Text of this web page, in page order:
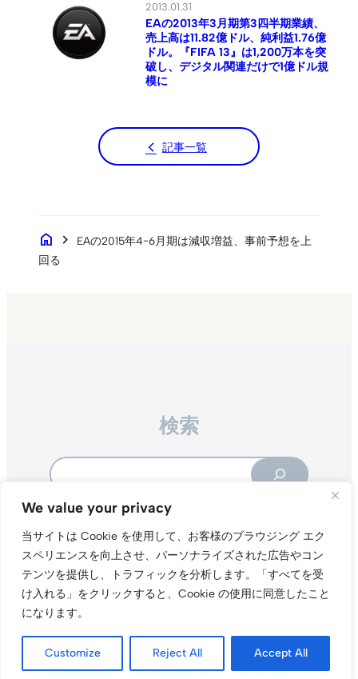
We value your privacy
当サイトは Cookie を使用して、お客様のブラウジング エク
スペリエンスを向上させ、パーソナライズされた広告やコン
テンツを提供し、トラフィックを分析します。
「すべてを受
け入れる」をクリックすると、Cookie の使用に同意したこと
になります。
Customize Reject All Accept All
2013.01.31
EAの2013年3月期第3四半期業績、
売上高は11.82億ドル、純利益1.76億
ドル。『FIFA 13』は1,200万本を突
破し、デジタル関連だけで1億ドル規
模に
記事一覧
home chevron_right
EAの2015年4−6月期は減収増益、事前予想を上
回る
検索
X（旧